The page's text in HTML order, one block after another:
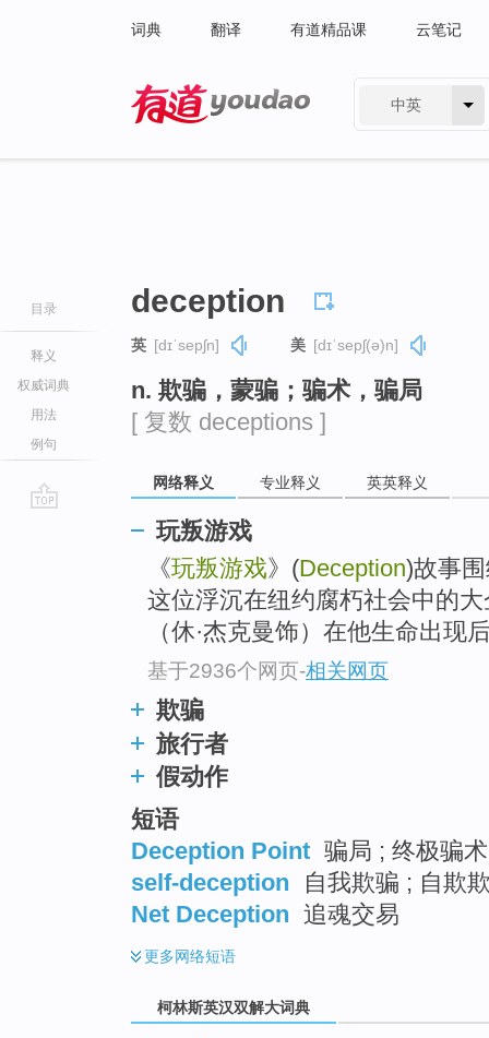
词典 翻译 有道精品课 云笔记
中英
目录
释义
权威词典
用法
例句
deception
英 [dɪˈsepʃn] 美 [dɪˈsepʃ(ə)n]
n. 欺骗，蒙骗；骗术，骗局
[ 复数 deceptions ]
网络释义 专业释义 英英释义
玩叛游戏
《玩叛游戏》(Deception)故事
这位浮沉在纽约腐朽社会中的
（休·杰克曼饰）在他生命出现
基于2936个网页-相关网页
欺骗
旅行者
假动作
短语
Deception Point 骗局 ; 终极骗
self-deception
自我欺骗 ; 自欺
Net Deception 追魂交易
更多网络短语
柯林斯英汉双解大词典